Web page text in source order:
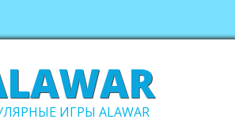
ИГРЫ ALAWAR